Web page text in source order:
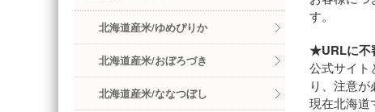
す。
★URLに不
公式サイト
り、注意が
現在北海道
北海道産米/ゆめぴりか
北海道産米/おぼろづき
北海道産米/ななつぼし